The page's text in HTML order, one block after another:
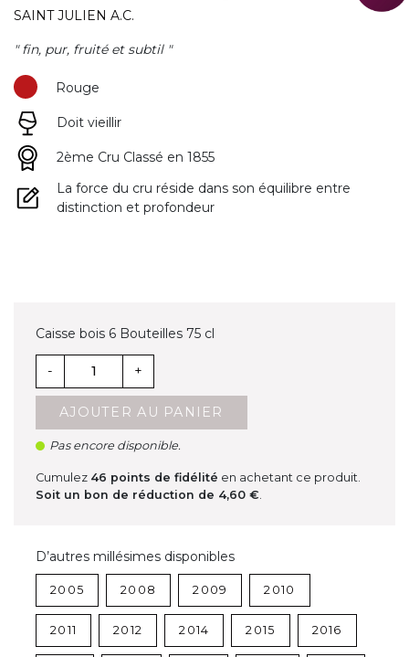
SAINT JULIEN A.C.
" fin, pur, fruité et subtil "
Rouge
Doit vieillir
2ème Cru Classé en 1855
La force du cru réside dans son équilibre entre
distinction et profondeur
Caisse bois 6 Bouteilles 75 cl
- +
AJOUTER AU PANIER
Pas encore disponible.
Cumulez 46 points de fidélité en achetant ce produit.
Soit un bon de réduction de 4,60 €.
D’autres millésimes disponibles
2005 2008 2009 2010
2011 2012 2014 2015 2016